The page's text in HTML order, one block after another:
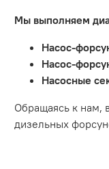
Мы выполняем
Насос-
Насос-
Насосные
Обращаясь к нам,
дизельных